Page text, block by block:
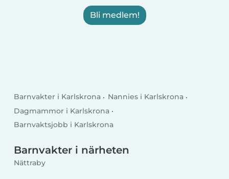
Bli medlem!
Barnvakter i Karlskrona
Nannies i Karlskrona
Dagmammor i Karlskrona
Barnvaktsjobb i Karlskrona
Barnvakter i närheten
Nättraby